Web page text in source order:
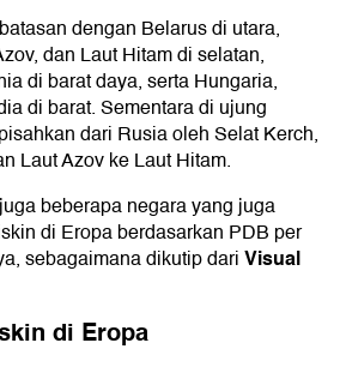
dengan Belarus di utara,
dan Laut Hitam di selatan,
di barat daya, serta Hungaria,
di barat. Sementara di ujung
dari Rusia oleh Selat Kerch,
Laut Azov ke Laut Hitam.
beberapa negara yang juga
di Eropa berdasarkan PDB per
sebagaimana dikutip dariVisual
di Eropa